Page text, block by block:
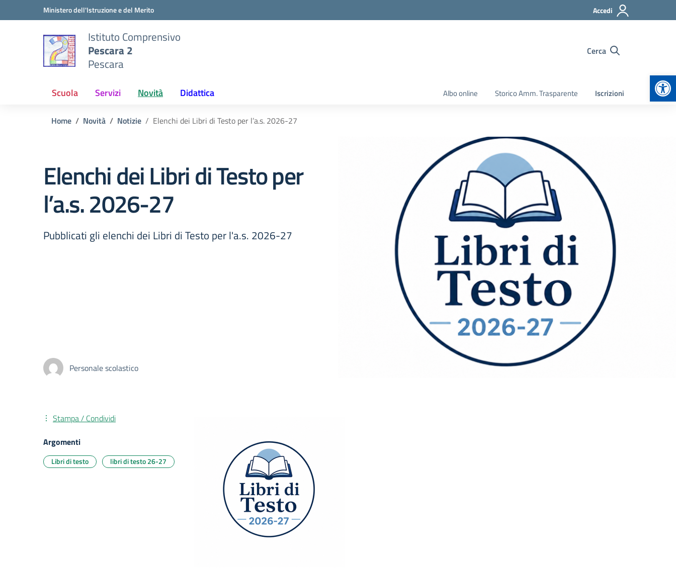
Vai ai contenuti
Vai al menu di navigazioneMinistero dell'Istruzione e del Merito Accedi
Istituto Comprensivo
Pescara 2
Pescara
Cerca
Scuola Servizi Novità Didattica Albo online Storico Amm. Trasparente Iscrizioni
Home Novità Notizie Elenchi dei Libri di Testo per l’a.s. 2026-27
Elenchi dei Libri di Testo per
l’a.s. 2026-27
Pubblicati gli elenchi dei Libri di Testo per l'a.s. 2026-27
Personale scolastico
Stampa / Condividi
Argomenti
Libri di testo libri di testo 26-27